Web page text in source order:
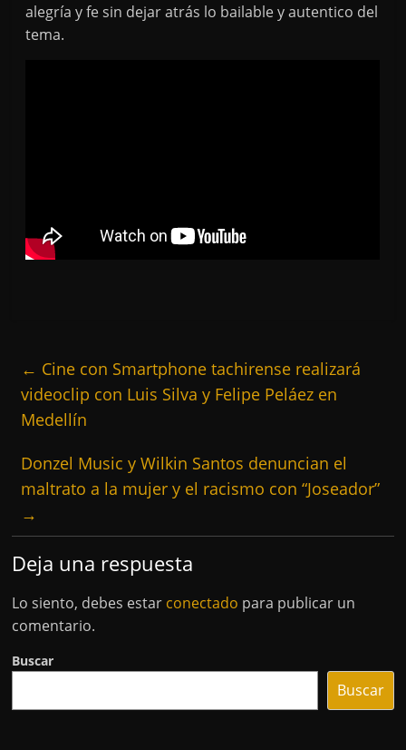
alegría y fe sin dejar atrás lo bailable y autentico del
tema.
← Cine con Smartphone tachirense realizará
videoclip con Luis Silva y Felipe Peláez en
Medellín
Donzel Music y Wilkin Santos denuncian el
maltrato a la mujer y el racismo con “Joseador”
→
Deja una respuesta
Lo siento, debes estar conectado para publicar un
comentario.
Buscar
Buscar